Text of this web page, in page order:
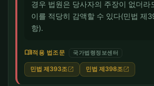
경우 법원은 당사자의 주장이 없더라
이를 적당히 감액할 수 있다(민법 제
항).
menu_book적용 법조문 국가법령정보센터
민법 제393조 open_in_new 민법 제398조 open_in_new